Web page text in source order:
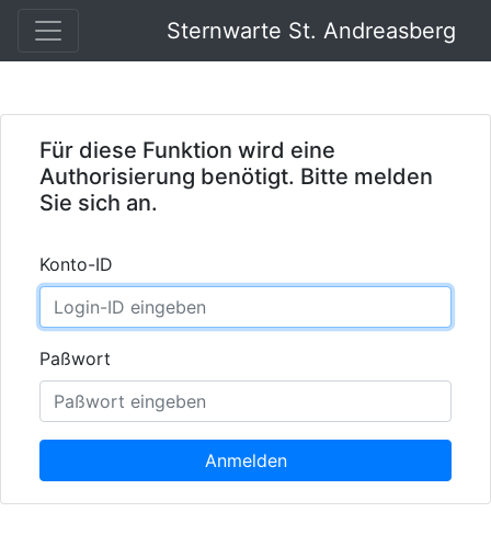
Sternwarte St. Andreasberg
Für diese Funktion wird eine
Authorisierung benötigt. Bitte melden
Sie sich an.
Konto-ID
Paßwort
Anmelden